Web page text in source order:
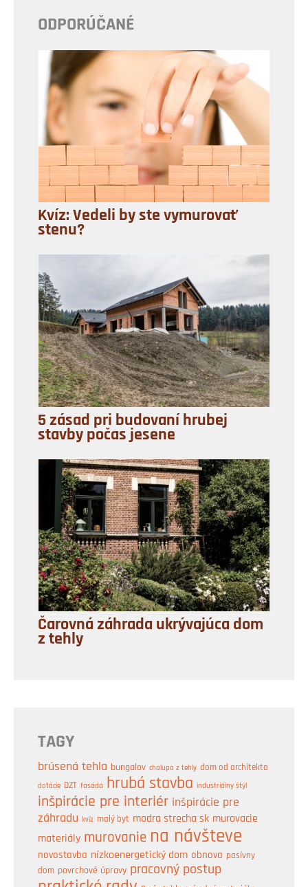
ODPORÚČANÉ
Kvíz: Vedeli by ste vymurovať
stenu?
5 zásad pri budovaní hrubej
stavby počas jesene
Čarovná záhrada ukrývajúca dom
z tehly
TAGY
brúsená tehla bungalov chalupa z tehly dom od architekta
dotácie DZT fasáda hrubá stavba industriálny štýl
inšpirácie pre interiér inšpirácie pre
záhradu
kvíz malý byt modra strecha sk murovacie
materiály murovanie na návšteve
novostavba nízkoenergetický dom obnova pasívny
dom povrchové úpravy pracovný postup